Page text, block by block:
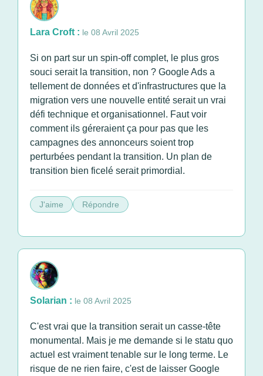
Lara Croft : le 08 Avril 2025
Si on part sur un spin-off complet, le plus gros
souci serait la transition, non ? Google Ads a
tellement de données et d'infrastructures que la
migration vers une nouvelle entité serait un vrai
défi technique et organisationnel. Faut voir
comment ils géreraient ça pour pas que les
campagnes des annonceurs soient trop
perturbées pendant la transition. Un plan de
transition bien ficelé serait primordial.
J'aime Répondre
Solarian : le 08 Avril 2025
C'est vrai que la transition serait un casse-tête
monumental. Mais je me demande si le statu quo
actuel est vraiment tenable sur le long terme. Le
risque de ne rien faire, c'est de laisser Google